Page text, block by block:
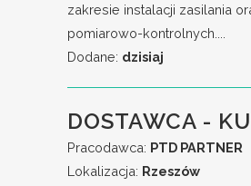
zakresie instalacji zasilania
pomiarowo-kontrolnych....
Dodane: dzisiaj
DOSTAWCA -
Pracodawca: PTD PARTNER
Lokalizacja: Rzeszów